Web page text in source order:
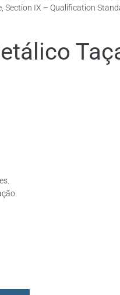
IX – Qualification